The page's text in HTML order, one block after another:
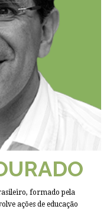
formado pela
ações de educação